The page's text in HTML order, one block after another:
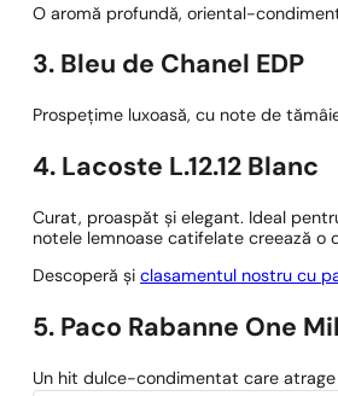
O aromă profundă, oriental-
3. Bleu de Chanel EDP
Prospețime luxoasă, cu note de
4. Lacoste L.12.12 Blanc
Curat, proaspăt și elegant. Ideal
notele lemnoase catifelate creează o
Descoperă șiclasamentul nostru cu
5. Paco Rabanne One
Un hit dulce-condimentat care